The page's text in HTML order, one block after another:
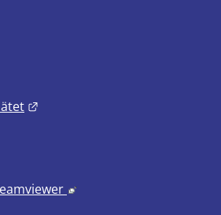
till annan webbplats, öppnas i
Länk till annan